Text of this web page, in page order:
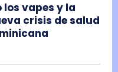
los vapes y la
crisis de salud